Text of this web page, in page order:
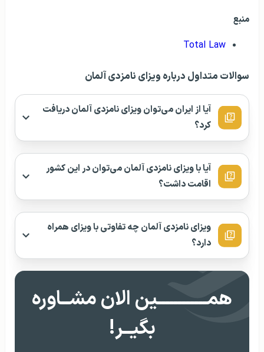
منبع
Total Law
سوالات متداول درباره ویزای نامزدی آلمان
آیا از ایران می‌توان ویزای نامزدی آلمان دریافت
کرد؟
آیا با ویزای نامزدی آلمان می‌توان در این کشور
اقامت داشت؟
ویزای نامزدی آلمان چه تفاوتی با ویزای همراه
دارد؟
همــــــــــــین الان مشــاوره
بگیــر!